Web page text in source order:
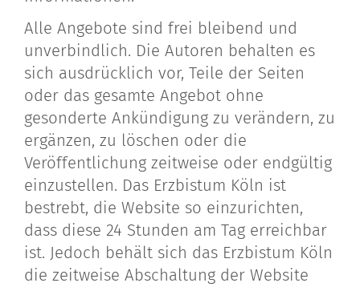
Alle Angebote sind frei bleibend und
unverbindlich. Die Autoren behalten es
sich ausdrücklich vor, Teile der Seiten
oder das gesamte Angebot ohne
gesonderte Ankündigung zu verändern, zu
ergänzen, zu löschen oder die
Veröffentlichung zeitweise oder endgültig
einzustellen. Das Erzbistum Köln ist
bestrebt, die Website so einzurichten,
dass diese 24 Stunden am Tag erreichbar
ist. Jedoch behält sich das Erzbistum Köln
die zeitweise Abschaltung der Website